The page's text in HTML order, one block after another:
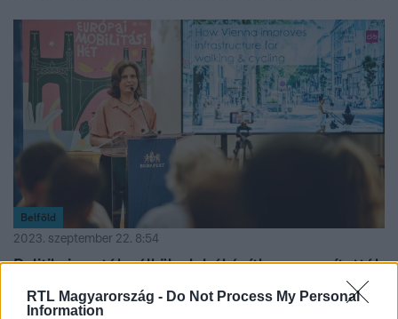
RTL Magyarország - Do Not Process My Personal
Information
így friss jogosítvánnyal szaladnak bele a téli vezetési
körülményekbe. De hogyan lehet megküzdeni ezekkel a
körülményekkel? Érdemes lenne a jogosítványszerzést
pszichológiai vizsgálathoz kötni?
Belföld
2023. szeptember 22. 8:54
Politikai csaták nélkül, alulról építkezve szorították
ki az autókat Bécsből – így lett sokkal élhetőbb,
mint Budapest